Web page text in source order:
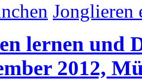
Jonglieren
lernen und
2012,